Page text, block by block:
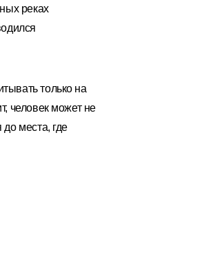
реках
только на
человек может не
места, где